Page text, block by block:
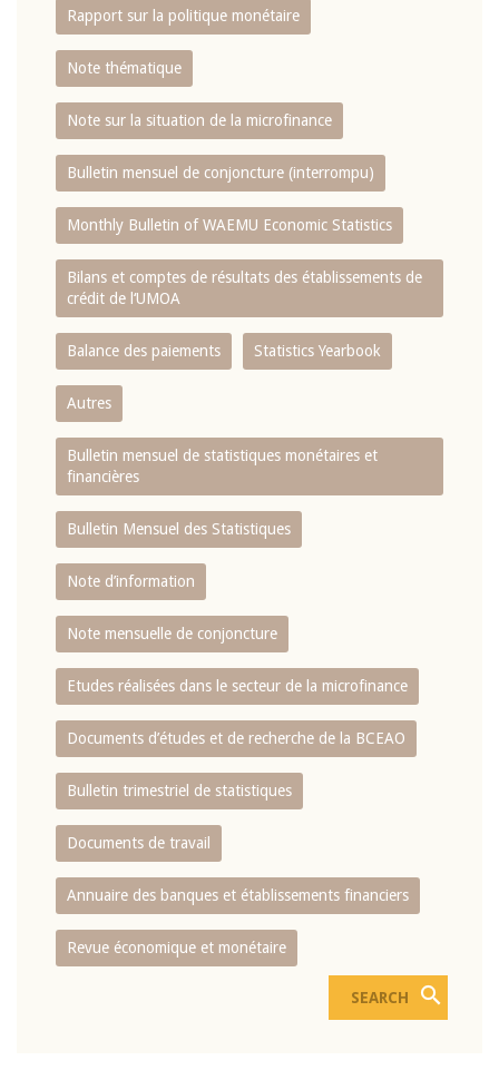
Rapport sur la politique monétaire
Note thématique
Note sur la situation de la microfinance
Bulletin mensuel de conjoncture (interrompu)
Monthly Bulletin of WAEMU Economic Statistics
Bilans et comptes de résultats des établissements de
crédit de l‘UMOA
Balance des paiements Statistics Yearbook
Autres
Bulletin mensuel de statistiques monétaires et
financières
Bulletin Mensuel des Statistiques
Note d’information
Note mensuelle de conjoncture
Etudes réalisées dans le secteur de la microfinance
Documents d’études et de recherche de la BCEAO
Bulletin trimestriel de statistiques
Documents de travail
Annuaire des banques et établissements financiers
Revue économique et monétaire